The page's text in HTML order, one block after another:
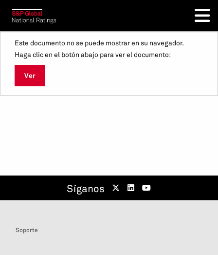
Este documento no se puede mostrar en su navegador.
Haga clic en el botón abajo para ver el documento:
Ver
Síganos
Soporte